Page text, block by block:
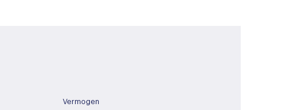
Vermogen